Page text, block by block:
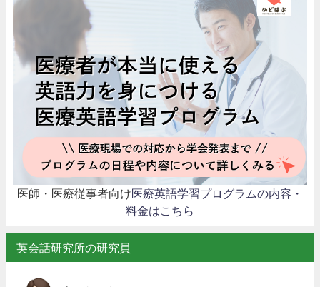
医師・医療従事者向け医療英語学習プログラムの内容・
料金はこちら
英会話研究所の研究員